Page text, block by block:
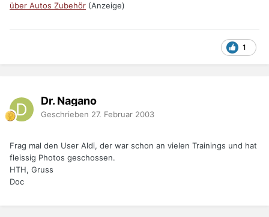
über Autos Zubehör (Anzeige)
1
Dr. Nagano
Geschrieben 27. Februar 2003
Frag mal den User Aldi, der war schon an vielen Trainings und hat
fleissig Photos geschossen.
HTH, Gruss
Doc